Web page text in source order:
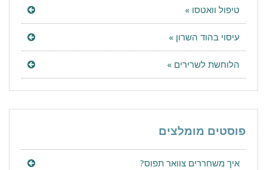
טיפול וואטסו »
עיסוי בהוד השרון »
הלוחשת לשרירים »
פוסטים מומלצים
איך משחררים צוואר תפוס?